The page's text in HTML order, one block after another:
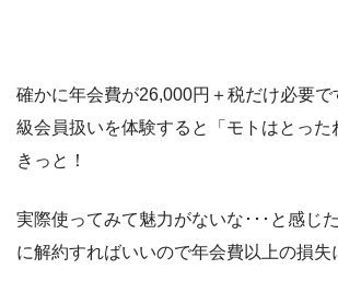
確かに年会費が26,000円＋税だけ必要で
級会員扱いを体験すると「モトはとった
きっと！
実際使ってみて魅力がないな･･･と感じ
に解約すればいいので年会費以上の損失